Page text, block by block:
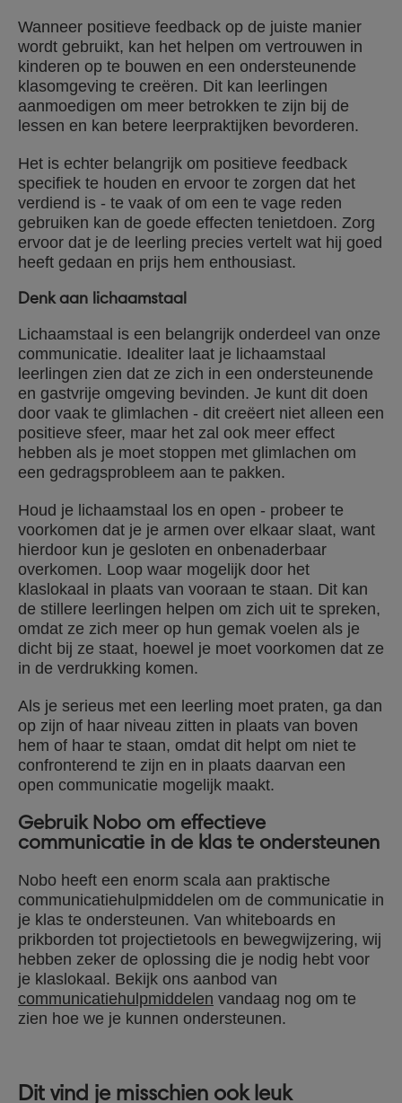
Wanneer positieve feedback op de juiste manier
wordt gebruikt, kan het helpen om vertrouwen in
kinderen op te bouwen en een ondersteunende
klasomgeving te creëren. Dit kan leerlingen
aanmoedigen om meer betrokken te zijn bij de
lessen en kan betere leerpraktijken bevorderen.
Het is echter belangrijk om positieve feedback
specifiek te houden en ervoor te zorgen dat het
verdiend is - te vaak of om een te vage reden
gebruiken kan de goede effecten tenietdoen. Zorg
ervoor dat je de leerling precies vertelt wat hij goed
heeft gedaan en prijs hem enthousiast.
Denk aan lichaamstaal
Lichaamstaal is een belangrijk onderdeel van onze
communicatie. Idealiter laat je lichaamstaal
leerlingen zien dat ze zich in een ondersteunende
en gastvrije omgeving bevinden. Je kunt dit doen
door vaak te glimlachen - dit creëert niet alleen een
positieve sfeer, maar het zal ook meer effect
hebben als je moet stoppen met glimlachen om
een gedragsprobleem aan te pakken.
Houd je lichaamstaal los en open - probeer te
voorkomen dat je je armen over elkaar slaat, want
hierdoor kun je gesloten en onbenaderbaar
overkomen. Loop waar mogelijk door het
klaslokaal in plaats van vooraan te staan. Dit kan
de stillere leerlingen helpen om zich uit te spreken,
omdat ze zich meer op hun gemak voelen als je
dicht bij ze staat, hoewel je moet voorkomen dat ze
in de verdrukking komen.
Als je serieus met een leerling moet praten, ga dan
op zijn of haar niveau zitten in plaats van boven
hem of haar te staan, omdat dit helpt om niet te
confronterend te zijn en in plaats daarvan een
open communicatie mogelijk maakt.
Gebruik Nobo om effectieve
communicatie in de klas te ondersteunen
Nobo heeft een enorm scala aan praktische
communicatiehulpmiddelen om de communicatie in
je klas te ondersteunen. Van whiteboards en
prikborden tot projectietools en bewegwijzering, wij
hebben zeker de oplossing die je nodig hebt voor
je klaslokaal. Bekijk ons aanbod van
communicatiehulpmiddelen vandaag nog om te
zien hoe we je kunnen ondersteunen.
Dit vind je misschien ook leuk